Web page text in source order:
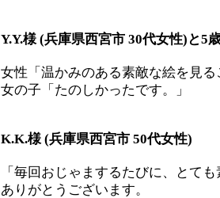
Y.Y.様 (兵庫県西宮市 30代女性)と5
女性「温かみのある素敵な絵を見
女の子「たのしかったです。」
K.K.様 (兵庫県西宮市 50代女性)
「毎回おじゃまするたびに、とて
ありがとうございます。